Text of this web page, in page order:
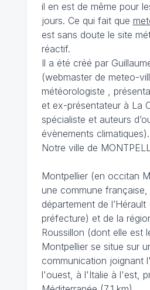
il en est de même pour
jours. Ce qui fait que
est sans doute le site
réactif.
Il a été créé par
(webmaster de meteo-
météorologiste ,
et ex-présentateur à La
spécialiste et auteurs
évènements climatiques).
Notre ville de
Montpellier (en occitan
une commune
département de
préfecture) et de la
Roussillon (dont elle est
Montpellier se situe sur
communication joignant
l'ouest, à l'Italie à l'est,